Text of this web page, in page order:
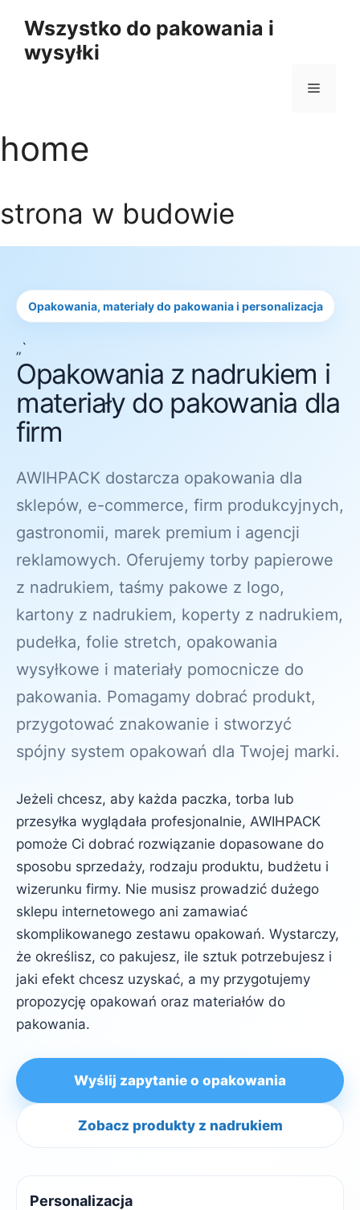
treści
Wszystko do pakowania i
wysyłki
Menu
home
strona w budowie
Opakowania, materiały do pakowania i personalizacja
„`
Opakowania z nadrukiem i
materiały do pakowania dla
firm
AWIHPACK dostarcza opakowania dla
sklepów, e-commerce, firm produkcyjnych,
gastronomii, marek premium i agencji
reklamowych. Oferujemy torby papierowe
z nadrukiem, taśmy pakowe z logo,
kartony z nadrukiem, koperty z nadrukiem,
pudełka, folie stretch, opakowania
wysyłkowe i materiały pomocnicze do
pakowania. Pomagamy dobrać produkt,
przygotować znakowanie i stworzyć
spójny system opakowań dla Twojej marki.
Jeżeli chcesz, aby każda paczka, torba lub
przesyłka wyglądała profesjonalnie, AWIHPACK
pomoże Ci dobrać rozwiązanie dopasowane do
sposobu sprzedaży, rodzaju produktu, budżetu i
wizerunku firmy. Nie musisz prowadzić dużego
sklepu internetowego ani zamawiać
skomplikowanego zestawu opakowań. Wystarczy,
że określisz, co pakujesz, ile sztuk potrzebujesz i
jaki efekt chcesz uzyskać, a my przygotujemy
propozycję opakowań oraz materiałów do
pakowania.
Wyślij zapytanie o opakowania
Zobacz produkty z nadrukiem
Personalizacja